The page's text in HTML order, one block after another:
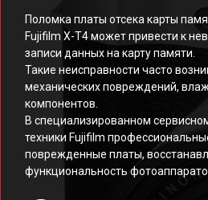
Поломка платы отсека карты
Fujifilm X-T4 может привести к
записи данных на карту памяти.
Такие неисправности часто
механических повреждений,
компонентов.
В специализированном
техники Fujifilm
поврежденные платы,
функциональность